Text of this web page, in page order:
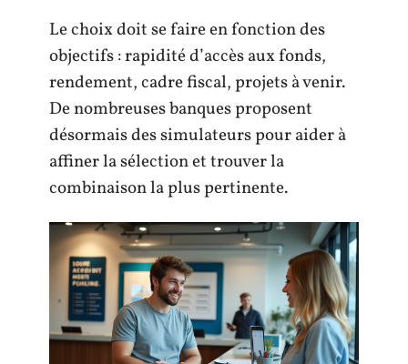
Le choix doit se faire en fonction des
objectifs : rapidité d’accès aux fonds,
rendement, cadre fiscal, projets à venir.
De nombreuses banques proposent
désormais des simulateurs pour aider à
affiner la sélection et trouver la
combinaison la plus pertinente.